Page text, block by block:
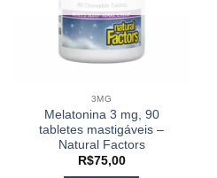
3MG
Melatonina 3 mg, 90
tabletes mastigáveis –
Natural Factors
R$75,00